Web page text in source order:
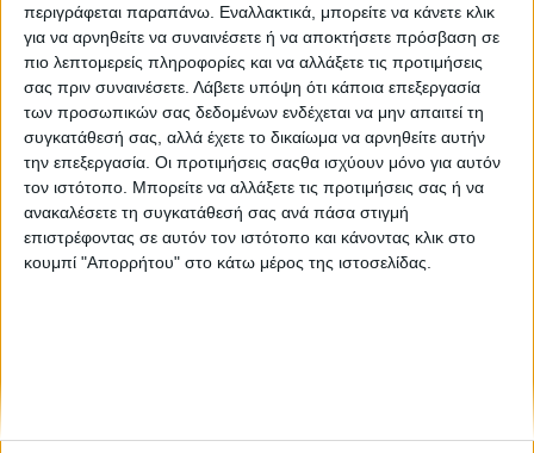
περιγράφεται παραπάνω. Εναλλακτικά, μπορείτε να κάνετε κλικ
για να αρνηθείτε να συναινέσετε ή να αποκτήσετε πρόσβαση σε
πιο λεπτομερείς πληροφορίες και να αλλάξετε τις προτιμήσεις
σας πριν συναινέσετε. Λάβετε υπόψη ότι κάποια επεξεργασία
των προσωπικών σας δεδομένων ενδέχεται να μην απαιτεί τη
συγκατάθεσή σας, αλλά έχετε το δικαίωμα να αρνηθείτε αυτήν
την επεξεργασία. Οι προτιμήσεις σαςθα ισχύουν μόνο για αυτόν
τον ιστότοπο. Μπορείτε να αλλάξετε τις προτιμήσεις σας ή να
ανακαλέσετε τη συγκατάθεσή σας ανά πάσα στιγμή
επιστρέφοντας σε αυτόν τον ιστότοπο και κάνοντας κλικ στο
κουμπί "Απορρήτου" στο κάτω μέρος της ιστοσελίδας.
Honda CB1000R Hornet – Και στην Ευρώπη η
ανάκληση για πιθανή διαρροή καυσίμου
Η εμπορική πορεία των CB1000R Hornet και CB1000R Hornet
SP είχε κάμποσα εμπόδια να υπερπηδήσει, καθώς η Honda
έχει προβεί σε αρκετές ανακλήσεις που αφορούν κυρίως στον
τετρακύλινδρο κινητήρα – με κάπο...